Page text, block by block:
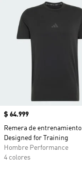
Precio
$ 64.999
Remera de entrenamiento
Designed for Training
Hombre Performance
4 colores